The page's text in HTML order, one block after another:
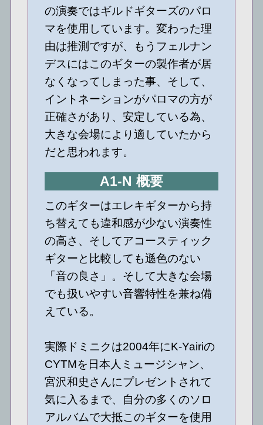
の演奏ではギルドギターズのパロ
マを使用しています。変わった理
由は推測ですが、もうフェルナン
デスにはこのギターの製作者が居
なくなってしまった事、そして、
イントネーションがパロマの方が
正確さがあり、安定している為、
大きな会場により適していたから
だと思われます。
A1-N 概要
このギターはエレキギターから持
ち替えても違和感が少ない演奏性
の高さ、そしてアコースティック
ギターと比較しても遜色のない
「音の良さ」。そして大きな会場
でも扱いやすい音響特性を兼ね備
えている。
実際ドミニクは2004年にK-Yairiの
CYTMを日本人ミュージシャン、
宮沢和史さんにプレゼントされて
気に入るまで、自分の多くのソロ
アルバムで大抵このギターを使用